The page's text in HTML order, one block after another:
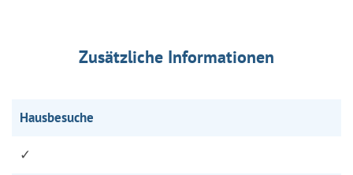
Zusätzliche Informationen
Hausbesuche
✓